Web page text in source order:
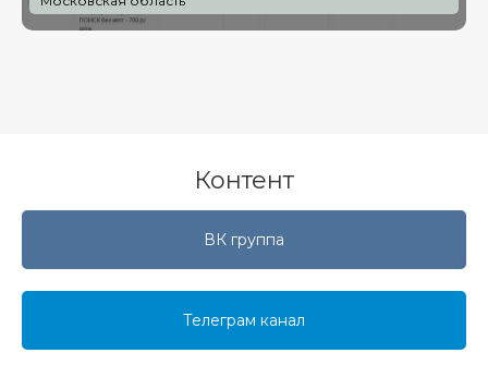
Контент
ВК группа
Телеграм канал